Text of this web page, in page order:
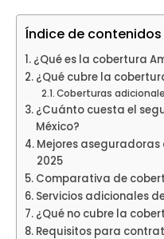
Índice de contenidos
¿Qué es la cobertura
¿Qué cubre la
Coberturas
¿Cuánto cuesta el
México?
Mejores
2025
Comparativa de
Servicios adicionales
¿Qué no cubre la
Requisitos para